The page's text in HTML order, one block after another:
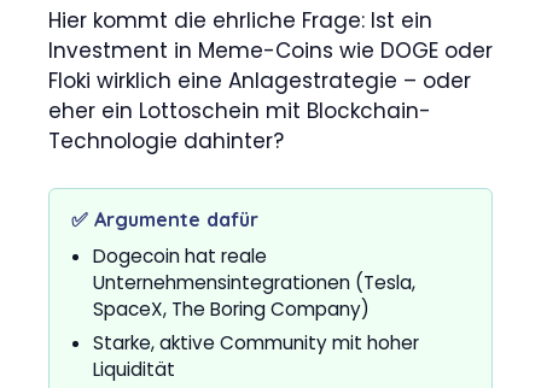
Hier kommt die ehrliche Frage: Ist ein
Investment in Meme-Coins wie DOGE oder
Floki wirklich eine Anlagestrategie – oder
eher ein Lottoschein mit Blockchain-
Technologie dahinter?
✅ Argumente dafür
Dogecoin hat reale
Unternehmensintegrationen (Tesla,
SpaceX, The Boring Company)
Starke, aktive Community mit hoher
Liquidität